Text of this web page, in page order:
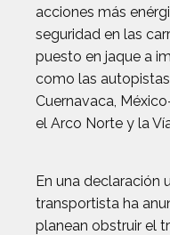
acciones más
seguridad en las
puesto en jaque a
como las
Cuernavaca,
el Arco Norte y la
En una declaración
transportista ha
planean obstruir el